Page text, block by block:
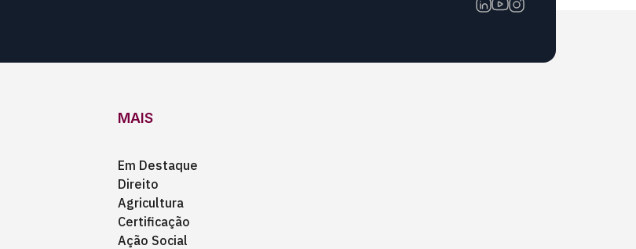
MAIS
Em Destaque
Direito
Agricultura
Certificação
Ação Social